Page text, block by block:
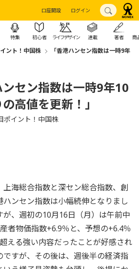
口座開設 ログイン
特集 初心者 ライフデザイン 連載 著者 商
ント！中国株
「香港ハンセン指数は一時9年
ンセン指数は一時9年10
高値を更新！」
ポイント！中国株
海総合指数と深セン総合指数、創
ンセン指数は小幅続伸となりまし
が、週初の10月16日（月）は午前中
者物価指数+6.9％と、予想の+6.4％
える強い内容だったことが好感され
ですが、その後は、週後半の経済指